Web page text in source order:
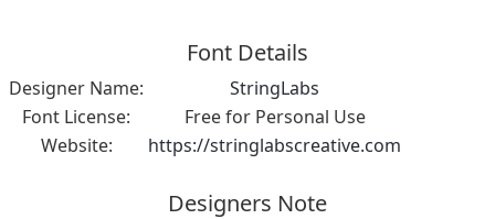
Font Details
Designer Name:
StringLabs
Font License:
Free for Personal Use
Website:
https://stringlabscreative.com
Designers Note